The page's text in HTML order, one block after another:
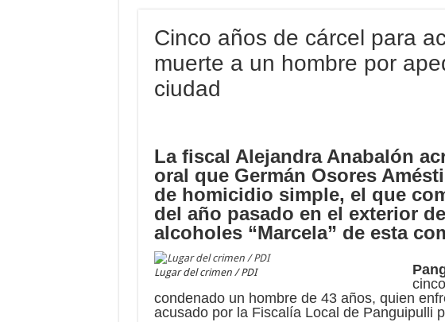
Cinco años de cárcel para
muerte a un hombre por
ciudad
La fiscal Alejandra Anabalón
oral que Germán Osores
de homicidio simple, el que
del año pasado en el exterior
alcoholes “Marcela” de esta
Lugar del crimen / PDI
condenado un hombre de 43 años, quien
acusado por la Fiscalía Local de Panguipulli